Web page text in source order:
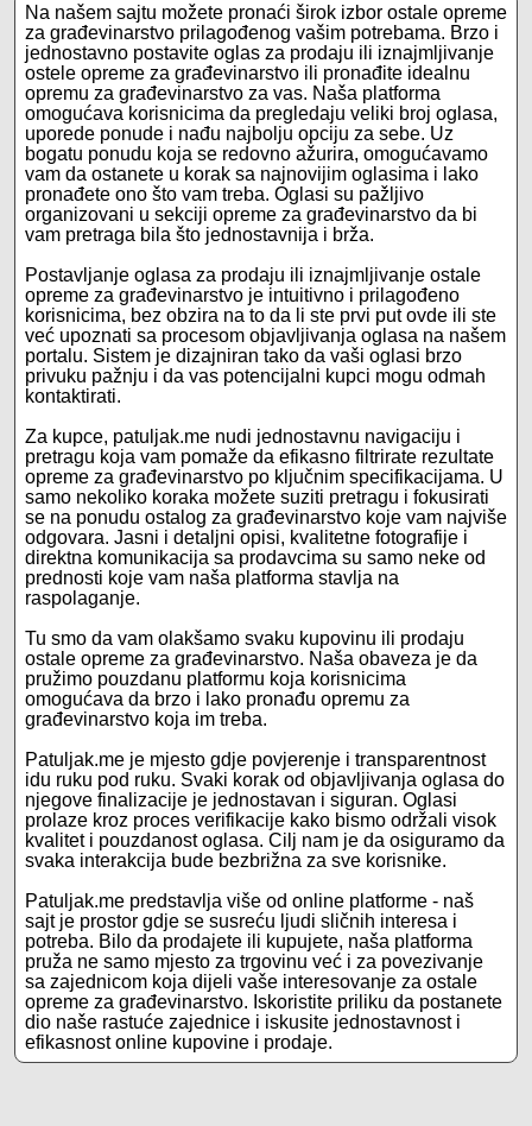
Na našem sajtu možete pronaći širok izbor ostale opreme
za građevinarstvo prilagođenog vašim potrebama. Brzo i
jednostavno postavite oglas za prodaju ili iznajmljivanje
ostele opreme za građevinarstvo ili pronađite idealnu
opremu za građevinarstvo za vas. Naša platforma
omogućava korisnicima da pregledaju veliki broj oglasa,
uporede ponude i nađu najbolju opciju za sebe. Uz
bogatu ponudu koja se redovno ažurira, omogućavamo
vam da ostanete u korak sa najnovijim oglasima i lako
pronađete ono što vam treba. Oglasi su pažljivo
organizovani u sekciji opreme za građevinarstvo da bi
vam pretraga bila što jednostavnija i brža.
Postavljanje oglasa za prodaju ili iznajmljivanje ostale
opreme za građevinarstvo je intuitivno i prilagođeno
korisnicima, bez obzira na to da li ste prvi put ovde ili ste
već upoznati sa procesom objavljivanja oglasa na našem
portalu. Sistem je dizajniran tako da vaši oglasi brzo
privuku pažnju i da vas potencijalni kupci mogu odmah
kontaktirati.
Za kupce, patuljak.me nudi jednostavnu navigaciju i
pretragu koja vam pomaže da efikasno filtrirate rezultate
opreme za građevinarstvo po ključnim specifikacijama. U
samo nekoliko koraka možete suziti pretragu i fokusirati
se na ponudu ostalog za građevinarstvo koje vam najviše
odgovara. Jasni i detaljni opisi, kvalitetne fotografije i
direktna komunikacija sa prodavcima su samo neke od
prednosti koje vam naša platforma stavlja na
raspolaganje.
Tu smo da vam olakšamo svaku kupovinu ili prodaju
ostale opreme za građevinarstvo. Naša obaveza je da
pružimo pouzdanu platformu koja korisnicima
omogućava da brzo i lako pronađu opremu za
građevinarstvo koja im treba.
Patuljak.me je mjesto gdje povjerenje i transparentnost
idu ruku pod ruku. Svaki korak od objavljivanja oglasa do
njegove finalizacije je jednostavan i siguran. Oglasi
prolaze kroz proces verifikacije kako bismo održali visok
kvalitet i pouzdanost oglasa. Cilj nam je da osiguramo da
svaka interakcija bude bezbrižna za sve korisnike.
Patuljak.me predstavlja više od online platforme - naš
sajt je prostor gdje se susreću ljudi sličnih interesa i
potreba. Bilo da prodajete ili kupujete, naša platforma
pruža ne samo mjesto za trgovinu već i za povezivanje
sa zajednicom koja dijeli vaše interesovanje za ostale
opreme za građevinarstvo. Iskoristite priliku da postanete
dio naše rastuće zajednice i iskusite jednostavnost i
efikasnost online kupovine i prodaje.